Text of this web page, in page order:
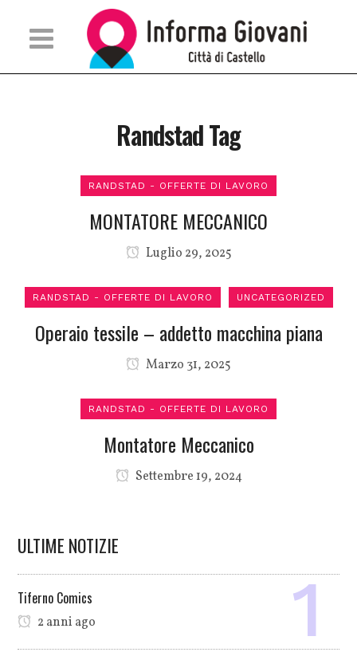
Randstad Tag
RANDSTAD - OFFERTE DI LAVORO
MONTATORE MECCANICO
Luglio 29, 2025
RANDSTAD - OFFERTE DI LAVORO UNCATEGORIZED
Operaio tessile – addetto macchina piana
Marzo 31, 2025
RANDSTAD - OFFERTE DI LAVORO
Montatore Meccanico
Settembre 19, 2024
ULTIME NOTIZIE
Tiferno Comics
2 anni ago